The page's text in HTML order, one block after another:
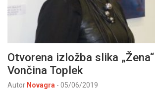
Otvorena izložba slika
Vončina Toplek
Autor Novagra - 05/06/2019